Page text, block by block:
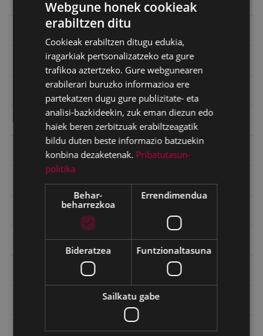
Eibarko liburuak
eta kitto
"Eibar" rebista sarean
Kultura egitaraua
"Gure Herria" aldizkaria
Txostenak eta dokumentuak
Eibarko Fonoteka
Webgune honek cookieak
erabiltzen ditu
Cookieak erabiltzen ditugu edukia,
iragarkiak pertsonalizatzeko eta gure
trafikoa aztertzeko. Gure webgunearen
erabilerari buruzko informazioa ere
partekatzen dugu gure publizitate- eta
analisi-bazkideekin, zuk eman diezun edo
haiek beren zerbitzuak erabiltzeagatik
bildu duten beste informazio batzuekin
konbina dezaketenak. Pribatutasun-
politika
Behar-
beharrezkoa
Errendimendua
Bideratzea Funtzionaltasuna
Sailkatu gabe